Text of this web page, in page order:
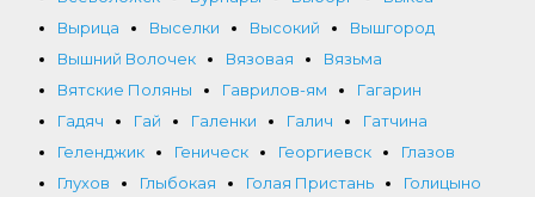
Вырица
Выселки Высокий
Вышгород
Вышний Волочек
Вязовая
Вязьма
Вятские Поляны
Гаврилов-ям
Гагарин
Гадяч
Гай Галенки Галич
Гатчина
Геленджик
Геническ Георгиевск
Глазов
Глухов
Глыбокая Голая Пристань Голицыно